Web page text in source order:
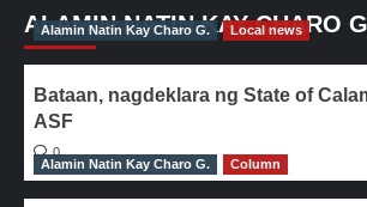
ALAMIN NATIN KAY CHARO
Alamin Natin Kay Charo G. Local news
Bataan, nagdeklara ng State of
ASF
0
Alamin Natin Kay Charo G.
Column